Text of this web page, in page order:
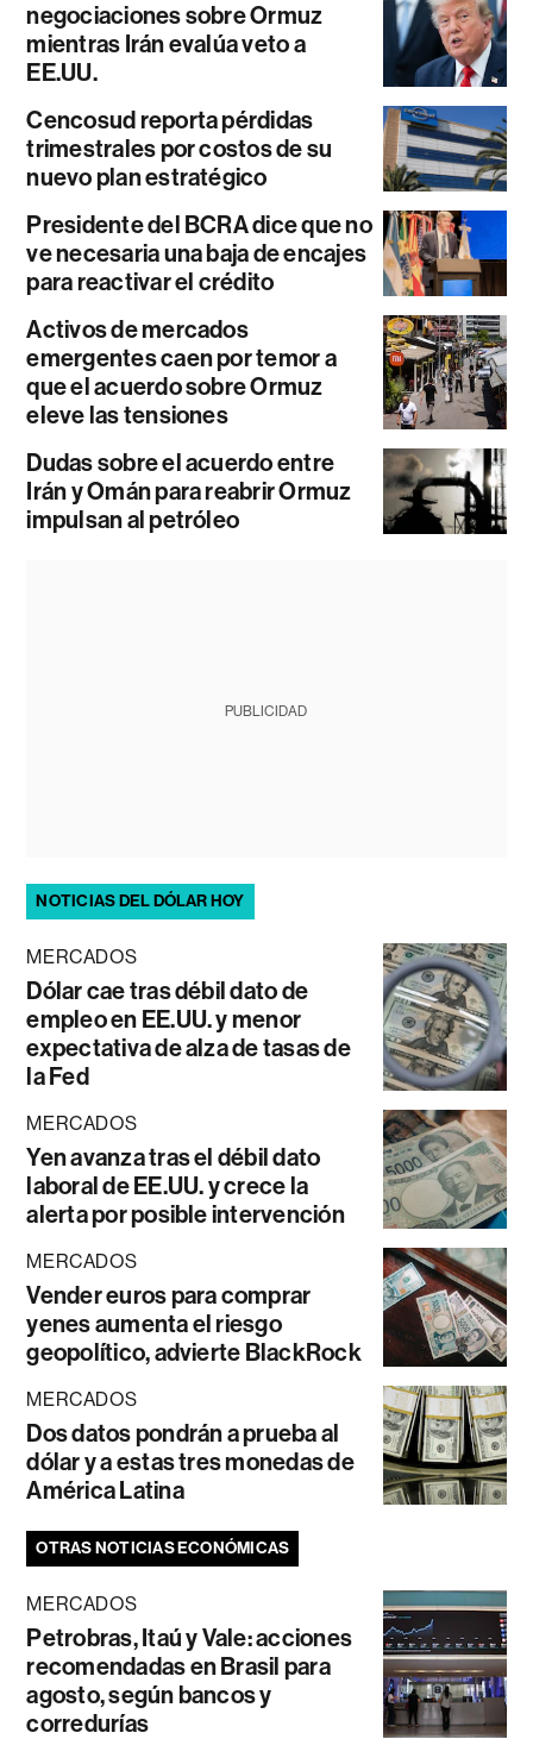
negociaciones sobre Ormuz
mientras Irán evalúa veto a
EE.UU.
Cencosud reporta pérdidas
trimestrales por costos de su
nuevo plan estratégico
Presidente del BCRA dice que no
ve necesaria una baja de encajes
para reactivar el crédito
Activos de mercados
emergentes caen por temor a
que el acuerdo sobre Ormuz
eleve las tensiones
Dudas sobre el acuerdo entre
Irán y Omán para reabrir Ormuz
impulsan al petróleo
PUBLICIDAD
NOTICIAS DEL DÓLAR HOY
MERCADOS
Dólar cae tras débil dato de
empleo en EE.UU. y menor
expectativa de alza de tasas de
la Fed
MERCADOS
Yen avanza tras el débil dato
laboral de EE.UU. y crece la
alerta por posible intervención
MERCADOS
Vender euros para comprar
yenes aumenta el riesgo
geopolítico, advierte BlackRock
MERCADOS
Dos datos pondrán a prueba al
dólar y a estas tres monedas de
América Latina
OTRAS NOTICIAS ECONÓMICAS
MERCADOS
Petrobras, Itaú y Vale: acciones
recomendadas en Brasil para
agosto, según bancos y
corredurías